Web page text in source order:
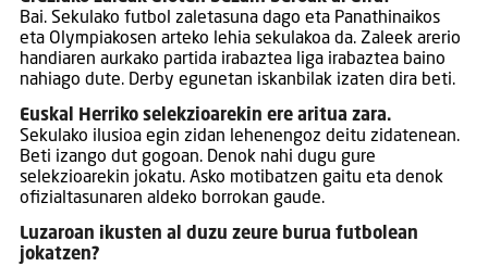
Bai. Sekulako futbol zaletasuna dago eta Panathinaikos
eta Olympiakosen arteko lehia sekulakoa da. Zaleek arerio
handiaren aurkako partida irabaztea liga irabaztea baino
nahiago dute. Derby egunetan iskanbilak izaten dira beti.
Euskal Herriko selekzioarekin ere aritua zara.
Sekulako ilusioa egin zidan lehenengoz deitu zidatenean.
Beti izango dut gogoan. Denok nahi dugu gure
selekzioarekin jokatu. Asko motibatzen gaitu eta denok
ofizialtasunaren aldeko borrokan gaude.
Luzaroan ikusten al duzu zeure burua futbolean
jokatzen?